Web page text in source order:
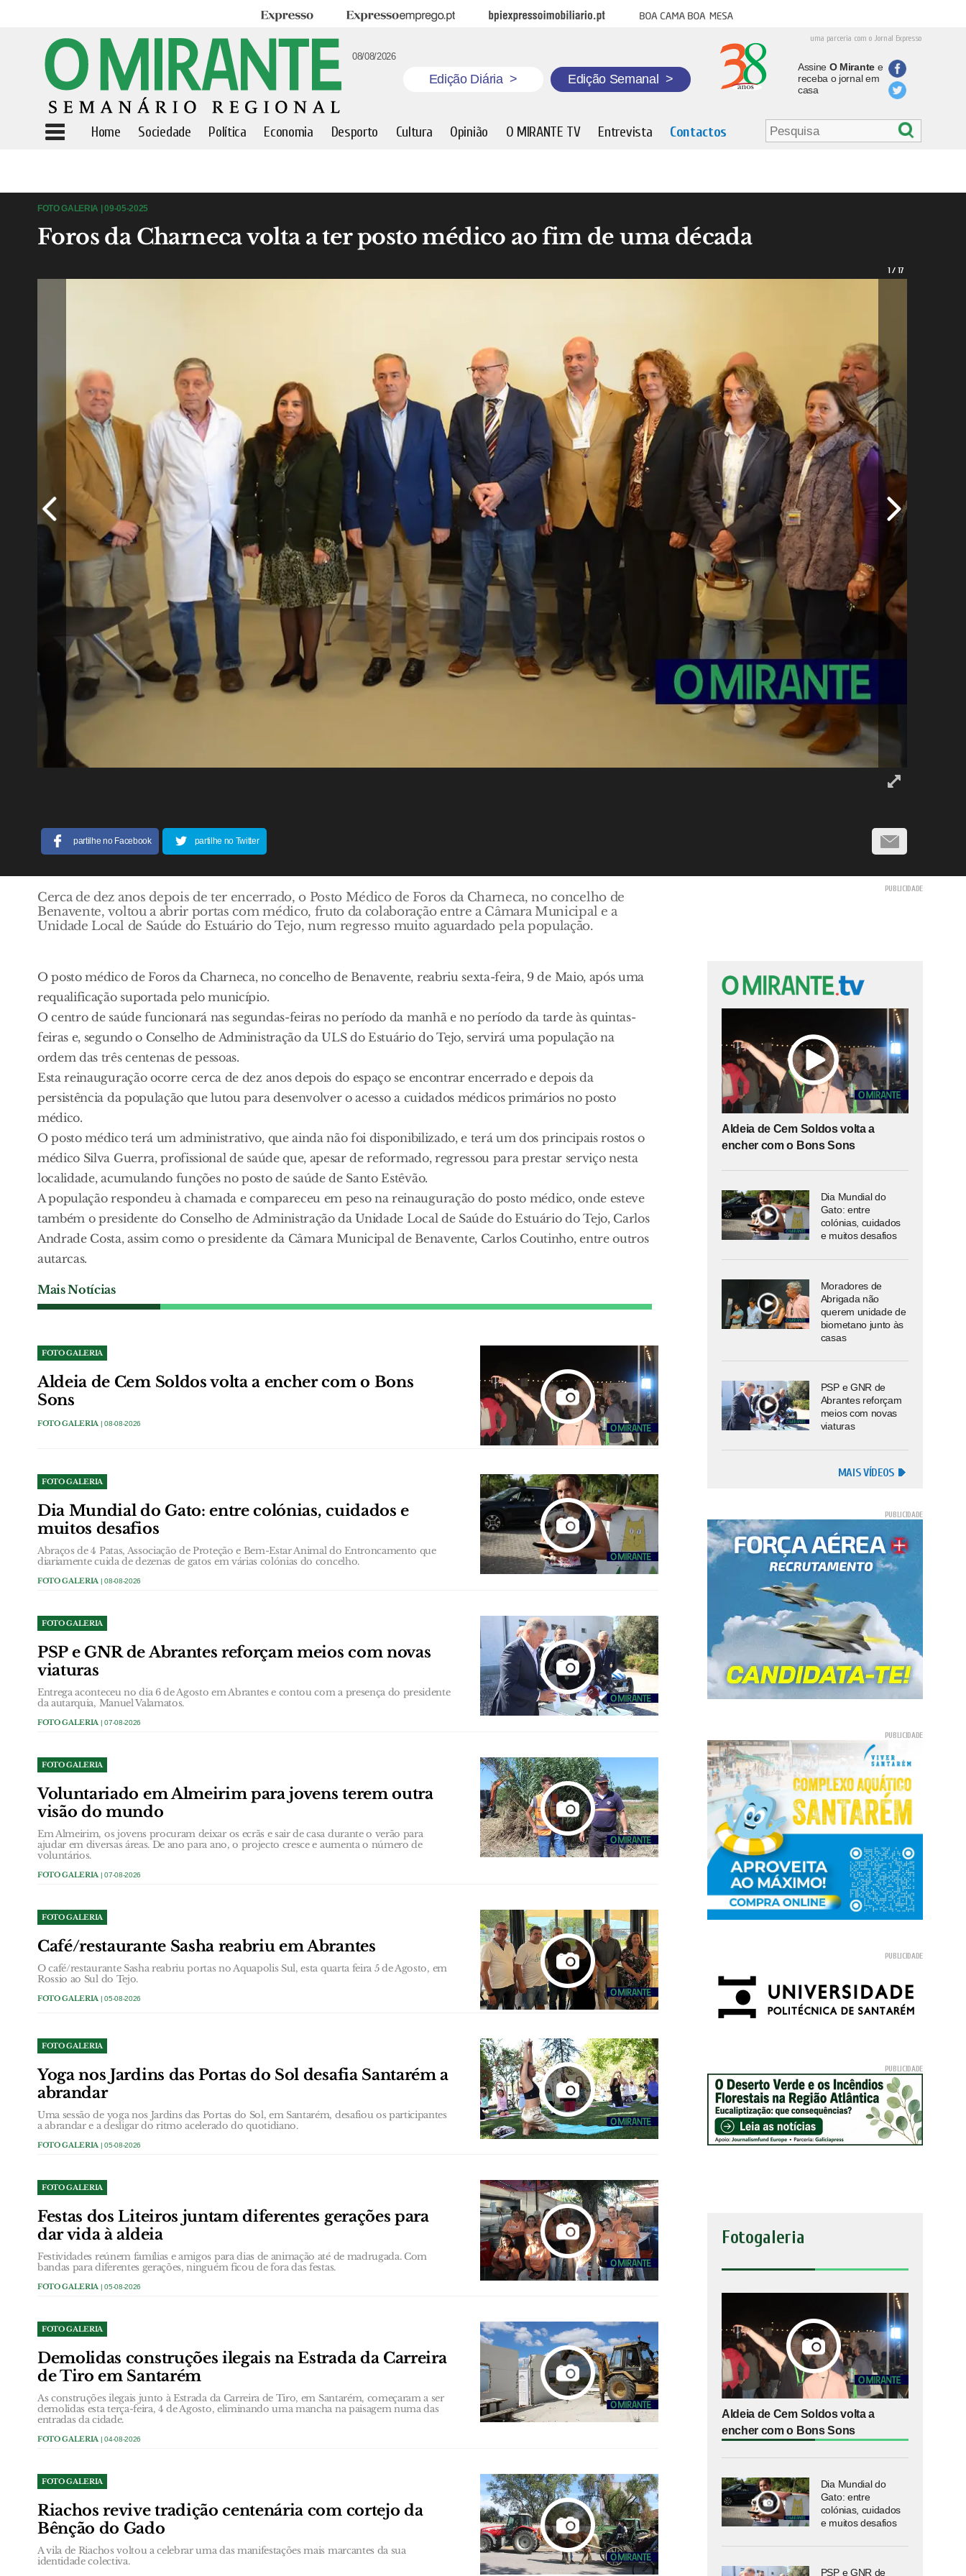
Expresso Expresso Emprego BPI Expresso Imobiliário Boa cama boa mesa
uma parceria com o Jornal Expresso
08/08/2026
Edição Diária > Edição Semanal >
Assine O Mirantee
receba o jornal em
casa
Home Sociedade Política Economia Desporto Cultura Opinião O MIRANTE TV Entrevista Contactos
FOTO GALERIA | 09-05-2025
Foros da Charneca volta a ter posto médico ao fim de uma década
1/ 17
partilhe no Facebook partilhe no Twitter
Cerca de dez anos depois de ter encerrado, o Posto Médico de Foros da Charneca, no concelho de
Benavente, voltou a abrir portas com médico, fruto da colaboração entre a Câmara Municipal e a
Unidade Local de Saúde do Estuário do Tejo, num regresso muito aguardado pela população.
O posto médico de Foros da Charneca, no concelho de Benavente, reabriu sexta-feira, 9 de Maio, após uma
requalificação suportada pelo município.
O centro de saúde funcionará nas segundas-feiras no período da manhã e no período da tarde às quintas-
feiras e, segundo o Conselho de Administração da ULS do Estuário do Tejo, servirá uma população na
ordem das três centenas de pessoas.
Esta reinauguração ocorre cerca de dez anos depois do espaço se encontrar encerrado e depois da
persistência da população que lutou para desenvolver o acesso a cuidados médicos primários no posto
médico.
O posto médico terá um administrativo, que ainda não foi disponibilizado, e terá um dos principais rostos o
médico Silva Guerra, profissional de saúde que, apesar de reformado, regressou para prestar serviço nesta
localidade, acumulando funções no posto de saúde de Santo Estêvão.
A população respondeu à chamada e compareceu em peso na reinauguração do posto médico, onde esteve
também o presidente do Conselho de Administração da Unidade Local de Saúde do Estuário do Tejo, Carlos
Andrade Costa, assim como o presidente da Câmara Municipal de Benavente, Carlos Coutinho, entre outros
autarcas.
Mais Notícias
FOTO GALERIA
Aldeia de Cem Soldos volta a encher com o Bons
Sons
FOTO GALERIA | 08-08-2026
FOTO GALERIA
Dia Mundial do Gato: entre colónias, cuidados e
muitos desafios
Abraços de 4 Patas, Associação de Proteção e Bem-Estar Animal do Entroncamento que
diariamente cuida de dezenas de gatos em várias colónias do concelho.
FOTO GALERIA | 08-08-2026
FOTO GALERIA
PSP e GNR de Abrantes reforçam meios com novas
viaturas
Entrega aconteceu no dia 6 de Agosto em Abrantes e contou com a presença do presidente
da autarquia, Manuel Valamatos.
FOTO GALERIA | 07-08-2026
FOTO GALERIA
Voluntariado em Almeirim para jovens terem outra
visão do mundo
Em Almeirim, os jovens procuram deixar os ecrãs e sair de casa durante o verão para
ajudar em diversas áreas. De ano para ano, o projecto cresce e aumenta o número de
voluntários.
FOTO GALERIA | 07-08-2026
FOTO GALERIA
Café/restaurante Sasha reabriu em Abrantes
O café/restaurante Sasha reabriu portas no Aquapolis Sul, esta quarta feira 5 de Agosto, em
Rossio ao Sul do Tejo.
FOTO GALERIA | 05-08-2026
FOTO GALERIA
Yoga nos Jardins das Portas do Sol desafia Santarém a
abrandar
Uma sessão de yoga nos Jardins das Portas do Sol, em Santarém, desafiou os participantes
a abrandar e a desligar do ritmo acelerado do quotidiano.
FOTO GALERIA| 05-08-2026
FOTO GALERIA
Festas dos Liteiros juntam diferentes gerações para
dar vida à aldeia
Festividades reúnem famílias e amigos para dias de animação até de madrugada. Com
bandas para diferentes gerações, ninguém ficou de fora das festas.
FOTO GALERIA| 05-08-2026
FOTO GALERIA
Demolidas construções ilegais na Estrada da Carreira
de Tiro em Santarém
As construções ilegais junto à Estrada da Carreira de Tiro, em Santarém, começaram a ser
demolidas esta terça-feira, 4 de Agosto, eliminando uma mancha na paisagem numa das
entradas da cidade.
FOTO GALERIA| 04-08-2026
FOTO GALERIA
Riachos revive tradição centenária com cortejo da
Bênção do Gado
A vila de Riachos voltou a celebrar uma das manifestações mais marcantes da sua
identidade colectiva.
Aldeia de Cem Soldos volta a
encher com o Bons Sons
Dia Mundial do
Gato: entre
colónias, cuidados
e muitos desafios
Moradores de
Abrigada não
querem unidade de
biometano junto às
casas
PSP e GNR de
Abrantes reforçam
meios com novas
viaturas
MAIS VÍDEOS
Fotogaleria
Aldeia de Cem Soldos volta a
encher com o Bons Sons
Dia Mundial do
Gato: entre
colónias, cuidados
e muitos desafios
PSP e GNR de